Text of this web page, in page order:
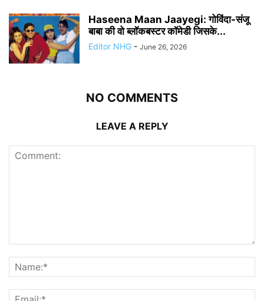
Haseena Maan Jaayegi: गोविंदा-संजू
बाबा की वो ब्लॉकबस्टर कॉमेडी जिसके...
Editor NHG - June 26, 2026
NO COMMENTS
LEAVE A REPLY